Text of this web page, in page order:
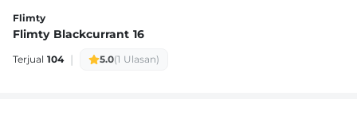
Flimty
Flimty Blackcurrant 16
Terjual 104 | 5.0(1 Ulasan)